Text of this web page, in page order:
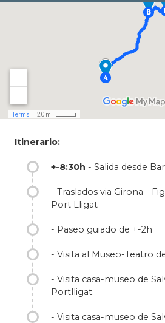
casas
Desde Barcelona parte esta
conocido “triángulo
visitar y recorrer en
Itinerario:
+-8:30h - Salida desde
- Traslados via Girona -
Port Lligat
- Paseo guiado de +-2h
- Visita al Museo-Teatro
- Visita casa-museo de
Portlligat.
- Visita casa-museo de